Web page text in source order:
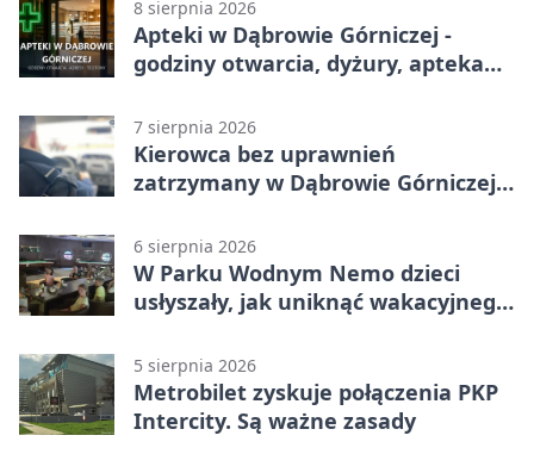
8 sierpnia 2026
Apteki w Dąbrowie Górniczej -
godziny otwarcia, dyżury, apteka
7 sierpnia 2026
Kierowca bez uprawnień
zatrzymany w Dąbrowie Górniczej.
6 sierpnia 2026
W Parku Wodnym Nemo dzieci
usłyszały, jak uniknąć wakacyjnego
5 sierpnia 2026
Metrobilet zyskuje połączenia PKP
Intercity. Są ważne zasady